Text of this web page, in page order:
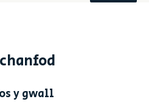
y gwall